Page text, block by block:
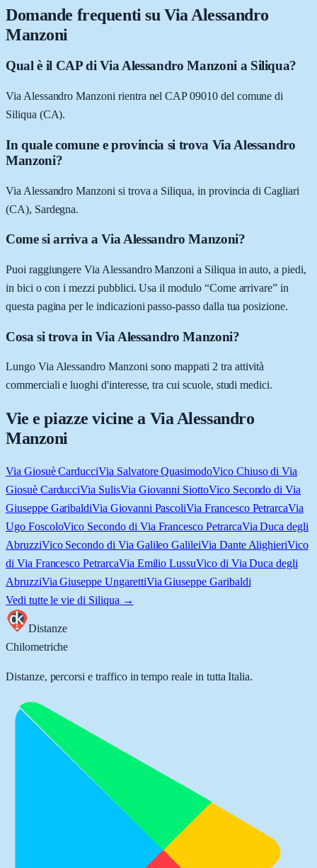
Domande frequenti su Via Alessandro
Manzoni
Qual è il CAP di Via Alessandro Manzoni a Siliqua?
Via Alessandro Manzoni rientra nel CAP 09010 del comune di
Siliqua (CA).
In quale comune e provincia si trova Via Alessandro
Manzoni?
Via Alessandro Manzoni si trova a Siliqua, in provincia di Cagliari
(CA), Sardegna.
Come si arriva a Via Alessandro Manzoni?
Puoi raggiungere Via Alessandro Manzoni a Siliqua in auto, a piedi,
in bici o con i mezzi pubblici. Usa il modulo “Come arrivare” in
questa pagina per le indicazioni passo-passo dalla tua posizione.
Cosa si trova in Via Alessandro Manzoni?
Lungo Via Alessandro Manzoni sono mappati 2 tra attività
commerciali e luoghi d'interesse, tra cui scuole, studi medici.
Vie e piazze vicine a Via Alessandro
Manzoni
Via Giosuè CarducciVia Salvatore QuasimodoVico Chiuso di Via
Giosuè CarducciVia SulisVia Giovanni SiottoVico Secondo di Via
Giuseppe GaribaldiVia Giovanni PascoliVia Francesco PetrarcaVia
Ugo FoscoloVico Secondo di Via Francesco PetrarcaVia Duca degli
AbruzziVico Secondo di Via Galileo GalileiVia Dante AlighieriVico
di Via Francesco PetrarcaVia Emilio LussuVico di Via Duca degli
AbruzziVia Giuseppe UngarettiVia Giuseppe Garibaldi
Vedi tutte le vie di Siliqua →
Distanze
Chilometriche
Distanze, percorsi e traffico in tempo reale in tutta Italia.